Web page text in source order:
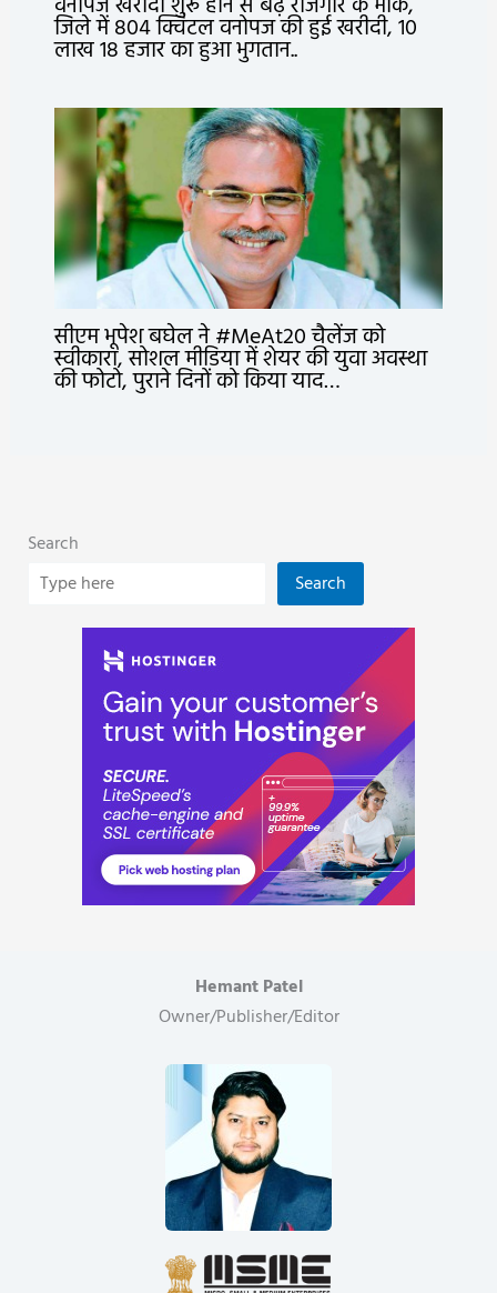
जिले में 804 क्विंटल वनोपज की हुई खरीदी, 10
लाख 18 हजार का हुआ भुगतान..
सीएम भूपेश बघेल ने #MeAt20 चैलेंज को
स्वीकारा, सोशल मीडिया में शेयर की युवा अवस्था
की फोटो, पुराने दिनों को किया याद…
Search
Search
Hemant Patel
Owner/Publisher/Editor